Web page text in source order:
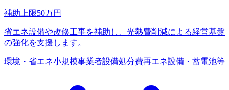
補助上限50万円
省エネ設備や改修工事を補助し、光熱費削減による経営基盤
の強化を支援します。
環境・省エネ小規模事業者設備処分費再エネ設備・蓄電池等